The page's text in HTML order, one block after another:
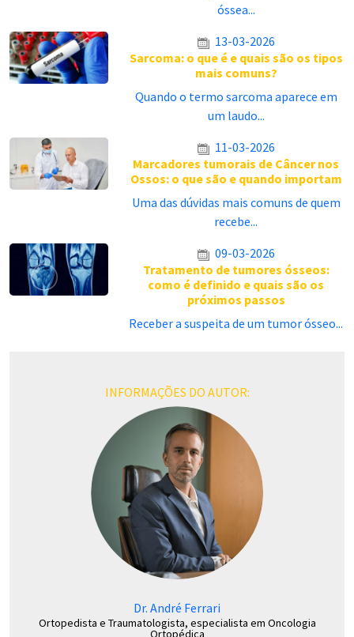
óssea...
13-03-2026
Sarcoma: o que é e quais são os tipos
mais comuns?
Quando o termo sarcoma aparece em
um laudo...
11-03-2026
Marcadores tumorais de Câncer nos
Ossos: o que são e quando importam
Uma das dúvidas mais comuns de quem
recebe...
09-03-2026
Tratamento de tumores ósseos:
como é definido e quais são os
próximos passos
Receber a suspeita de um tumor ósseo...
INFORMAÇÕES DO AUTOR:
Dr. André Ferrari
Ortopedista e Traumatologista, especialista em Oncologia
Ortopédica